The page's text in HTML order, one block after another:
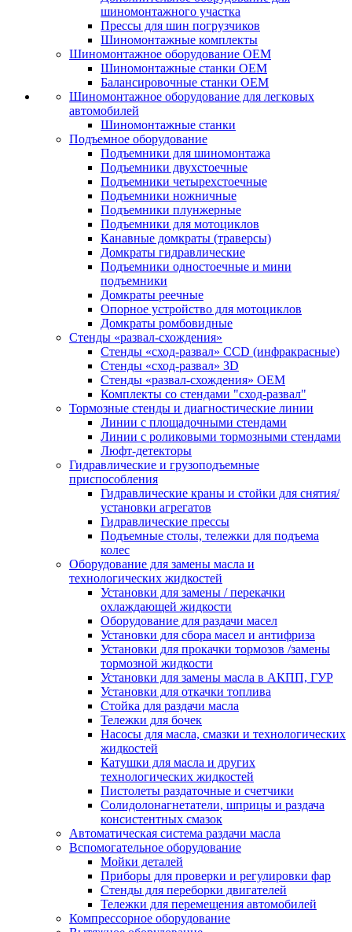
шиномонтажного участка
Прессы для шин погрузчиков
Шиномонтажные комплекты
Шиномонтажное оборудование ОЕМ
Шиномонтажные станки ОЕМ
Балансировочные станки ОЕМ
Шиномонтажное оборудование для легковых
автомобилей
Шиномонтажные станки
Подъемное оборудование
Подъемники для шиномонтажа
Подъемники двухстоечные
Подъемники четырехстоечные
Подъемники ножничные
Подъемники плунжерные
Подъемники для мотоциклов
Канавные домкраты (траверсы)
Домкраты гидравлические
Подъемники одностоечные и мини
подъемники
Домкраты реечные
Опорное устройство для мотоциклов
Домкраты ромбовидные
Стенды «развал-схождения»
Стенды «сход-развал» CCD (инфракрасные)
Стенды «сход-развал» 3D
Стенды «развал-схождения» ОЕМ
Комплекты со стендами "сход-развал"
Тормозные стенды и диагностические линии
Линии с площадочными стендами
Линии с роликовыми тормозными стендами
Люфт-детекторы
Гидравлические и грузоподъемные
приспособления
Гидравлические краны и стойки для снятия/
установки агрегатов
Гидравлические прессы
Подъемные столы, тележки для подъема
колес
Оборудование для замены масла и
технологических жидкостей
Установки для замены / перекачки
охлаждающей жидкости
Оборудование для раздачи масел
Установки для сбора масел и антифриза
Установки для прокачки тормозов /замены
тормозной жидкости
Установки для замены масла в АКПП, ГУР
Установки для откачки топлива
Стойка для раздачи масла
Тележки для бочек
Насосы для масла, смазки и технологических
жидкостей
Катушки для масла и других
технологических жидкостей
Пистолеты раздаточные и счетчики
Солидолонагнетатели, шприцы и раздача
консистентных смазок
Автоматическая система раздачи масла
Вспомогательное оборудование
Мойки деталей
Приборы для проверки и регулировки фар
Стенды для переборки двигателей
Тележки для перемещения автомобилей
Компрессорное оборудование